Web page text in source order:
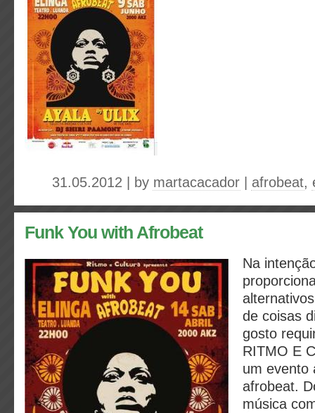
31.05.2012 | by martacacador afrobeat,
Funk You with Afrobeat
Na
de coisas
gosto
RITMO E
um evento
afrobeat.
música